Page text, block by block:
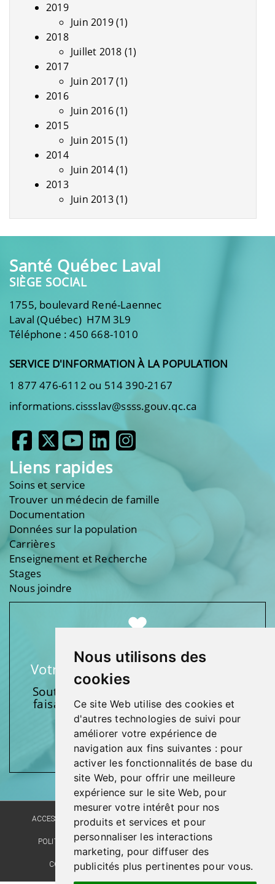
Nous utilisons des
cookies
Ce site Web utilise des cookies et
d'autres technologies de suivi pour
améliorer votre expérience de
navigation aux fins suivantes : pour
activer les fonctionnalités de base du
site Web, pour offrir une meilleure
expérience sur le site Web, pour
mesurer votre intérêt pour nos
produits et services et pour
personnaliser les interactions
marketing, pour diffuser des
publicités plus pertinentes pour vous.
2019
Juin 2019(1)
2018
Juillet 2018 (1)
2017
Juin 2017(1)
2016
Juin 2016(1)
2015
Juin 2015(1)
2014
Juin 2014(1)
2013
Juin 2013(1)
Santé Québec Laval
SIÈGE SOCIAL
1755, boulevard René-Laennec
Laval (Québec) H7M 3L9
Téléphone : 450 668-1010
SERVICE D'INFORMATION À LA POPULATION
1 877 476-6112 ou 514 390-2167
informations.cissslav@ssss.gouv.qc.ca
Liens rapides
Soins et service
Trouver un médecin de famille
Documentation
Données sur la population
Carrières
Enseignement et Recherche
Stages
Nous joindre
Votre soutien fait une différence
Soutenez l’une de nos fondations en
faisant un don et en participant aux
activités.
Donnez généreusement!
ACCESSIBILITÉ PLAN DU SITE POLITIQUE LINGUISTIQUE
POLITIQUE DE CONFIDENTIALITÉ RÉALISATION DU SITE
COMMENTAIRES, SUGGESTIONS, REMERCIEMENTS